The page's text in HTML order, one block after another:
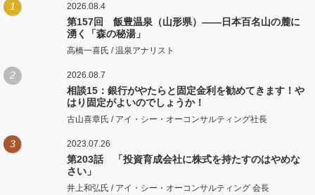
1 2026.08.4
第157回 飯豊温泉（山形県）――日本百名山の麓に
湧く「森の秘湯」
高橋一喜氏 / 温泉アナリスト
2 2026.08.7
相談15：銀行がやたらと固定金利を勧めてきます！や
はり固定がよいのでしょうか！
古山喜章氏 / アイ・シー・オーコンサルティング社長
3 2023.07.26
第203話 「投資育成会社に株式を持たすのはやめな
さい」
井上和弘氏 / アイ・シー・オーコンサルティング 会長